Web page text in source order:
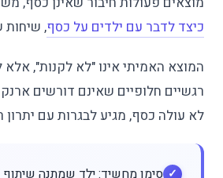
כיצד לדבר עם ילדים על כסף, שיחות
המוצא האמיתי אינו "לא לקנות", אלא
רגשיים חלופיים שאינם דורשים
לא עולה כסף, מגיע לבגרות עם יתרון
סימן מחשיד: ילד שמתנה שיתוף